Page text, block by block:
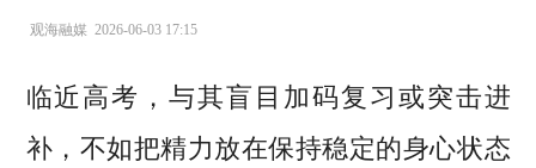
观海融媒 2026-06-03 17:15
临近高考，与其盲目加码复习或突击进
补，不如把精力放在保持稳定的身心状态